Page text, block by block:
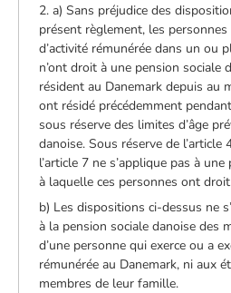
2. a) Sans préjudice des
présent règlement, les personnes
d’activité rémunérée dans un ou
n’ont droit à une pension sociale
résident au Danemark depuis au
ont résidé précédemment
sous réserve des limites d’âge
danoise. Sous réserve de
l’article 7 ne s’applique pas à
à laquelle ces personnes ont
b) Les dispositions ci-dessus ne
à la pension sociale danoise des
d’une personne qui exerce ou a
rémunérée au Danemark, ni aux
membres de leur famille.